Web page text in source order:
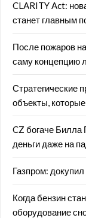
CLARITY Act:
станет главным
После пожаров
саму концепцию
Стратегические
объекты,
CZ богаче Билла
деньги даже на
Газпром:
Когда бензин
оборудование